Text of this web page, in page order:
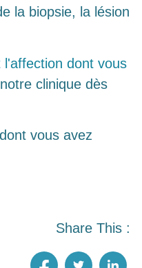
la biopsie, la lésion
dont vous
clinique dès
vous avez
Share This :